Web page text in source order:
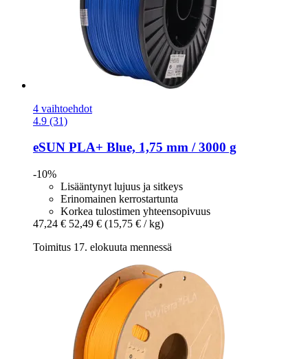
4 vaihtoehdot
4.9 (31)
eSUN PLA+ Blue, 1,75 mm / 3000 g
-10%
Lisääntynyt lujuus ja sitkeys
Erinomainen kerrostartunta
Korkea tulostimen yhteensopivuus
47,24 € 52,49 € (15,75 € / kg)
Toimitus 17. elokuuta mennessä